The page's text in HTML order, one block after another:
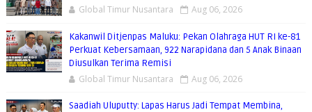
Global Timur Nusantara Aug 06, 2026
Kakanwil Ditjenpas Maluku: Pekan Olahraga HUT RI ke-81
Perkuat Kebersamaan, 922 Narapidana dan 5 Anak Binaan
Diusulkan Terima Remisi
Global Timur Nusantara Aug 06, 2026
Saadiah Uluputty: Lapas Harus Jadi Tempat Membina,